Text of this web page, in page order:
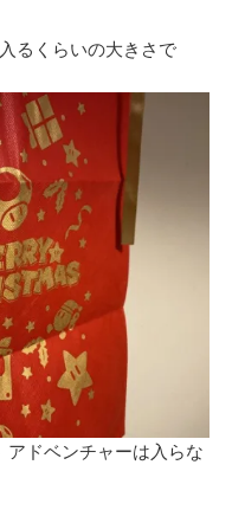
るくらいの大きさで
アドベンチャーは入らな